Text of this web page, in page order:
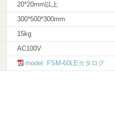
20*20mm以上
300*500*300mm
15kg
AC100V
model: FSM-60LEカタログ